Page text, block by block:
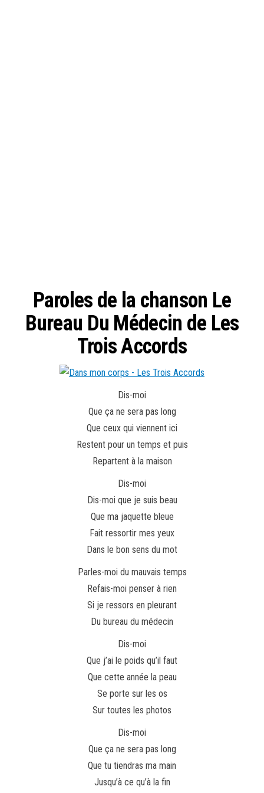
Paroles de la chanson Le
Bureau Du Médecin de Les
Trois Accords
Dis-moi
Que ça ne sera pas long
Que ceux qui viennent ici
Restent pour un temps et puis
Repartent à la maison
Dis-moi
Dis-moi que je suis beau
Que ma jaquette bleue
Fait ressortir mes yeux
Dans le bon sens du mot
Parles-moi du mauvais temps
Refais-moi penser à rien
Si je ressors en pleurant
Du bureau du médecin
Dis-moi
Que j’ai le poids qu’il faut
Que cette année la peau
Se porte sur les os
Sur toutes les photos
Dis-moi
Que ça ne sera pas long
Que tu tiendras ma main
Jusqu’à ce qu’à la fin